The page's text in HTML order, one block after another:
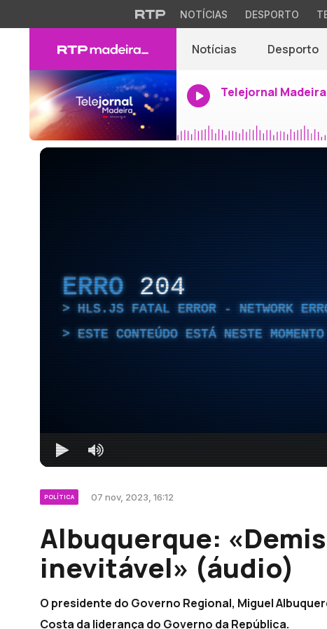
NOTÍCIAS DESPORTO
Notícias Desporto
Telejornal Madeira
ERRO 204
HLS.JS FATAL ERROR - NETWORK
ESTE CONTEÚDO ESTÁ NESTE
POLÍTICA 07 nov, 2023, 16:12
Albuquerque:
inevitável» (áudio)
O presidente do Governo Regional, Miguel
Costa da liderança do Governo da República.